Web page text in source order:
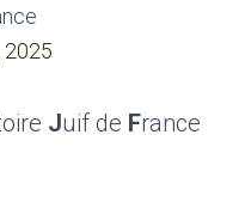
2025
Juif de France